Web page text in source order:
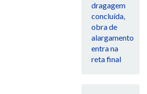
dragagem
concluída,
obra de
alargamento
entra na
reta final